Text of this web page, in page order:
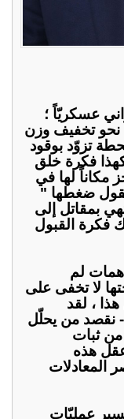
عسكريّاً ؛
نحو تخفيف وزن
تزوّد بوقود
فكرة خلق
مكاناً لها في
ضغطها "
بمقاتل إلى
فكرة القبول
لم
لا تخفى على
، لقد
- نقصد من يحلّل
ثبات
هذه
المعادلات
عمليّات